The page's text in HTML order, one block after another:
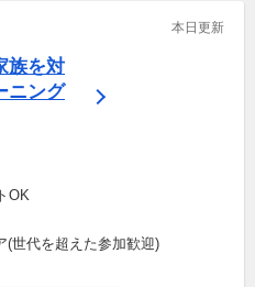
本日更新
族を対
ニング
OK
(世代を超えた参加歓迎)